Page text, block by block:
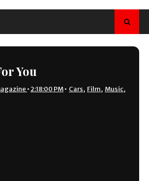
You
•2:18:00 PM• Cars, Film, Music,